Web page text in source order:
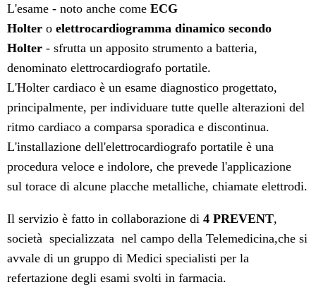
L'esame - noto anche come ECG
Holter o elettrocardiogramma dinamico secondo
Holter - sfrutta un apposito strumento a batteria,
denominato elettrocardiografo portatile.
L'Holter cardiaco è un esame diagnostico progettato,
principalmente, per individuare tutte quelle alterazioni del
ritmo cardiaco a comparsa sporadica e discontinua.
L'installazione dell'elettrocardiografo portatile è una
procedura veloce e indolore, che prevede l'applicazione
sul torace di alcune placche metalliche, chiamate elettrodi.
Il servizio è fatto in collaborazione di 4 PREVENT,
società specializzata nel campo della Telemedicina,che si
avvale di un gruppo di Medici specialisti per la
refertazione degli esami svolti in farmacia.